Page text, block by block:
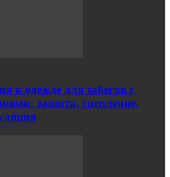
к одежде для забегов с
защита, сцепление,